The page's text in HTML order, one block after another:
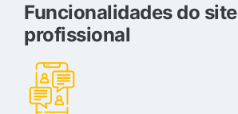
Funcionalidades do site
profissional